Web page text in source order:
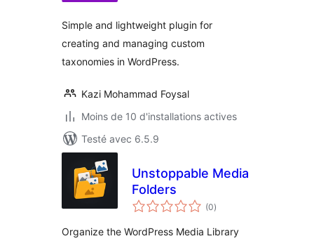
Simple and lightweight plugin for
creating and managing custom
taxonomies in WordPress.
Kazi Mohammad Foysal
Moins de 10 d'installations actives
Testé avec 6.5.9
Unstoppable Media
Folders
(0notes
en
)
Organize the WordPress Media Library